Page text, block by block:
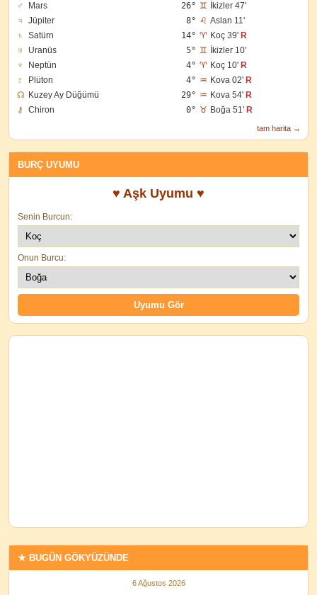
★ BUGÜN GÖKYÜZÜNDE
6 Ağustos 2026
♂
Mars 26° ♊
İkizler 47'
♃
Jüpiter 8° ♌ Aslan 11'
♄
Satürn 14° ♈ Koç 39' R
♅
Uranüs 5° ♊
İkizler 10'
♆
Neptün 4° ♈ Koç 10' R
♇
Plüton 4° ♒ Kova 02' R
☊ Kuzey Ay Düğümü 29° ♒ Kova 54' R
⚷
Chiron 0° ♉ Boğa 51' R
tam harita →
BURÇ UYUMU
♥ Aşk Uyumu ♥
Senin Burcun:
Onun Burcu: